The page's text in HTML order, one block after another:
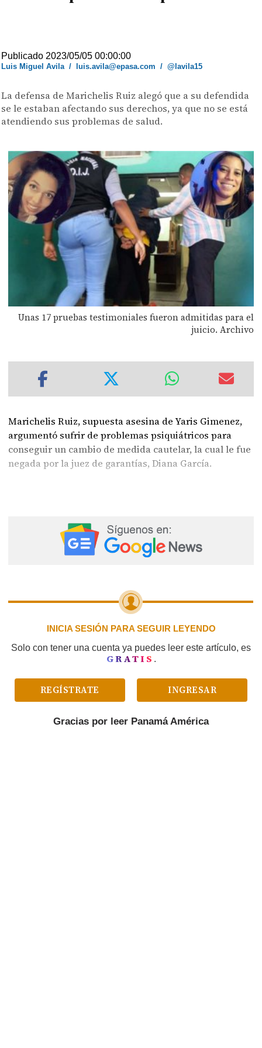
Publicado 2023/05/05 00:00:00
Luis Miguel Avila/ luis.avila@epasa.com /@lavila15
La defensa de Marichelis Ruiz alegó que a su defendida
se le estaban afectando sus derechos, ya que no se está
atendiendo sus problemas de salud.
Unas 17 pruebas testimoniales fueron admitidas para el
juicio. Archivo
Marichelis Ruiz, supuesta asesina de Yaris Gimenez,
argumentó sufrir de problemas psiquiátricos para
conseguir un cambio de medida cautelar, la cual le fue
negada por la juez de garantías, Diana García.
INICIA SESIÓN PARA SEGUIR LEYENDO
Solo con tener una cuenta ya puedes leer este artículo, es
GRATIS .
REGÍSTRATE INGRESAR
Gracias por leer Panamá América